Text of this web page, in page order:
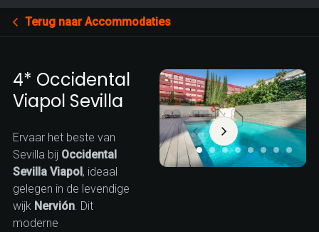
Terug naar Accommodaties
4* Occidental
Viapol Sevilla
Ervaar het beste van
Sevilla bij Occidental
Sevilla Viapol, ideaal
gelegen in de levendige
wijk Nervión. Dit
moderne